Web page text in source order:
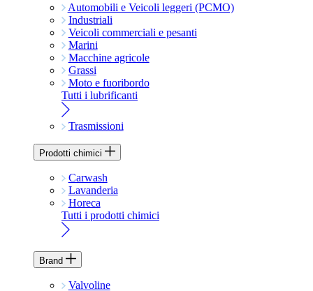
Automobili e Veicoli leggeri (PCMO)
Industriali
Veicoli commerciali e pesanti
Marini
Macchine agricole
Grassi
Moto e fuoribordo
Tutti i lubrificanti
Trasmissioni
Prodotti chimici
Carwash
Lavanderia
Horeca
Tutti i prodotti chimici
Brand
Valvoline